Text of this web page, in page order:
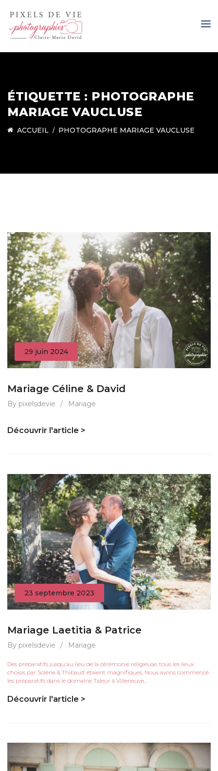
ÉTIQUETTE : PHOTOGRAPHE
MARIAGE VAUCLUSE
ACCUEIL PHOTOGRAPHE MARIAGE VAUCLUSE
29 juin 2024
Mariage Céline & David
By pixelsdevie / Mariage
Découvrir l'article >
23 septembre 2023
Mariage Laetitia & Patrice
By pixelsdevie / Mariage
Des préparatifs jusqu'au lieu de la cérémonie religieuse, tous les lieux
choisis par Solène & Thibault étaient magnifiques. Nous avons commencé
les préparatifs dans le domaine Taleur à Villeneuve...
Découvrir l'article >